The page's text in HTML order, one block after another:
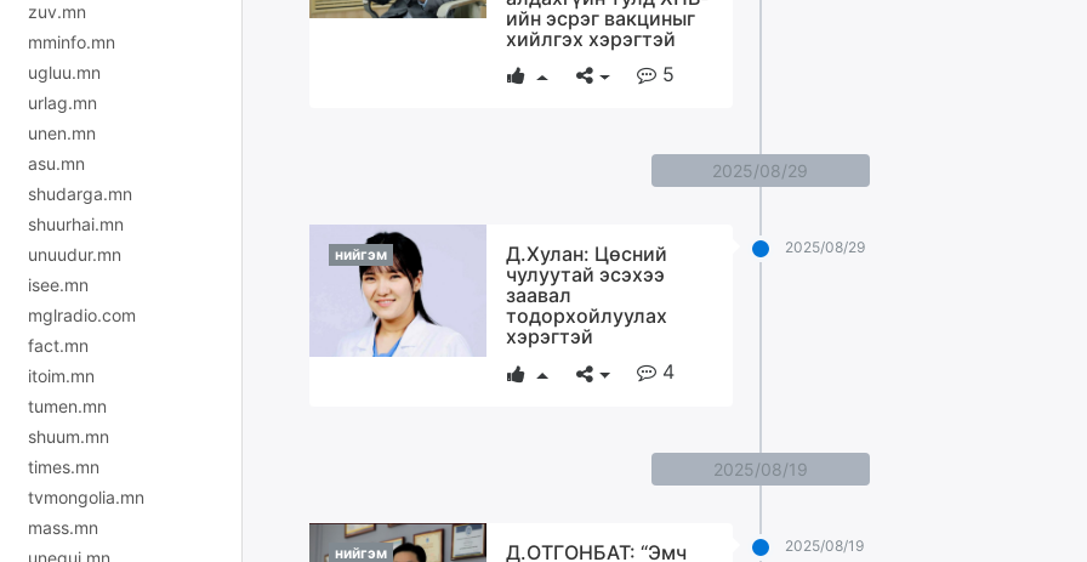
zuv.mn
mminfo.mn
ugluu.mn
urlag.mn
unen.mn
asu.mn
shudarga.mn
shuurhai.mn
unuudur.mn
isee.mn
mglradio.com
fact.mn
itoim.mn
tumen.mn
shuum.mn
times.mn
tvmongolia.mn
mass.mn
unegui.mn
ийн эсрэг вакциныг
хийлгэх хэрэгтэй
5
2025/08/29
2025/08/29
нийгэм
Д.Хулан: Цөсний
чулуутай эсэхээ
заавал
тодорхойлуулах
хэрэгтэй
4
2025/08/19
2025/08/19
нийгэм
Д.ОТГОНБАТ: “Эмч